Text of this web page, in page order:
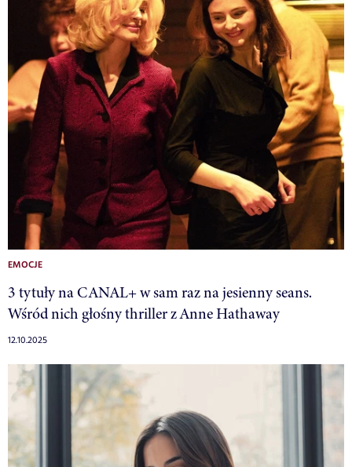
EMOCJE
3 tytuły na CANAL+ w sam raz na jesienny seans.
Wśród nich głośny thriller z Anne Hathaway
12.10.2025